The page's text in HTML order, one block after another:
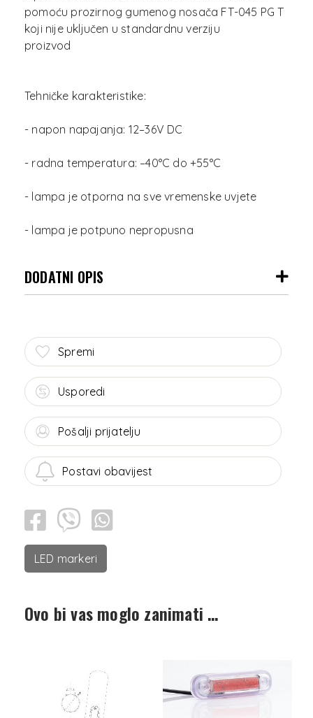
pomoću prozirnog gumenog nosača FT-045 PG T
koji nije uključen u standardnu verziju
proizvod
Tehničke karakteristike:
- napon napajanja: 12–36V DC
- radna temperatura: –40°C do +55°C
- lampa je otporna na sve vremenske uvjete
DODATNI OPIS
Spremi
Usporedi
Pošalji prijatelju
Postavi obavijest
LED markeri
Ovo bi vas moglo zanimati …